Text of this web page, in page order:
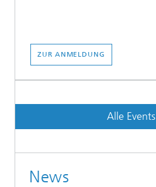
ZUR ANMELDUNG
Alle Events
News